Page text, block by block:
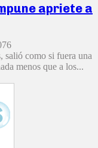
apriete a
salió como si fuera una
menos que a los...